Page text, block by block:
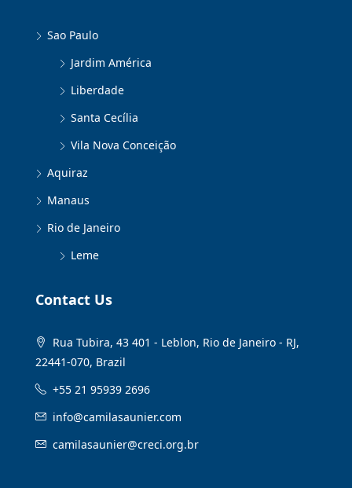
Sao Paulo
Jardim América
Liberdade
Santa Cecília
Vila Nova Conceição
Aquiraz
Manaus
Rio de Janeiro
Leme
Contact Us
Rua Tubira, 43 401 - Leblon, Rio de Janeiro - RJ,
22441-070, Brazil
+55 21 95939 2696
info@camilasaunier.com
camilasaunier@creci.org.br